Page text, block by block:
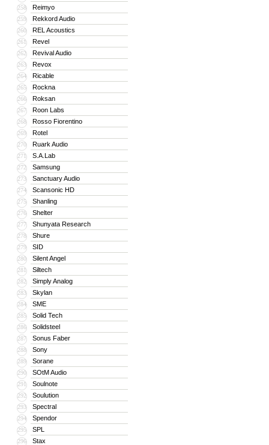
258 Reimyo
259 Rekkord Audio
260 REL Acoustics
261 Revel
262 Revival Audio
263 Revox
264 Ricable
265 Rockna
266 Roksan
267 Roon Labs
268 Rosso Fiorentino
269 Rotel
270 Ruark Audio
271 S.A.Lab
272 Samsung
273 Sanctuary Audio
274 Scansonic HD
275 Shanling
276 Shelter
277 Shunyata Research
278 Shure
279 SID
280 Silent Angel
281 Siltech
282 Simply Analog
283 Skylan
284 SME
285 Solid Tech
286 Solidsteel
287 Sonus Faber
288 Sony
289 Sorane
290 SOtM Audio
291 Soulnote
292 Soulution
293 Spectral
294 Spendor
295 SPL
296 Stax